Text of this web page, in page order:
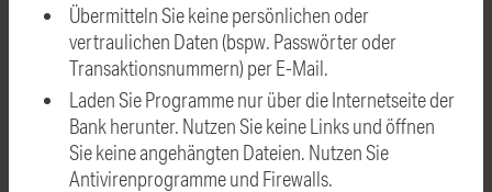
Übermitteln Sie keine persönlichen oder
vertraulichen Daten (bspw. Passwörter oder
Transaktionsnummern) per E-Mail.
Laden Sie Programme nur über die Internetseite der
Bank herunter. Nutzen Sie keine Links und öffnen
Sie keine angehängten Dateien. Nutzen Sie
Antivirenprogramme und Firewalls.